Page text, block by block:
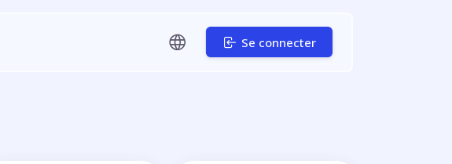
Se connecter